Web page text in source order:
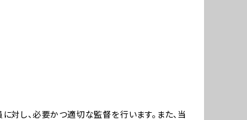
対し、必要かつ適切な監督を行います。また、当